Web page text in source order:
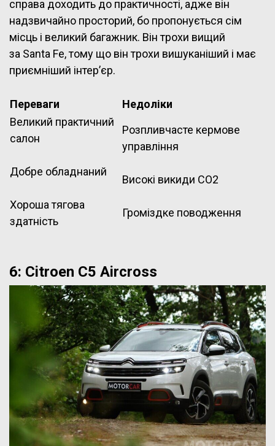
справа доходить до практичності, адже він
надзвичайно просторий, бо пропонується сім
місць і великий багажник. Він трохи вищий
за Santa Fe, тому що він трохи вишуканіший і має
приємніший інтер’єр.
Переваги
Недоліки
Великий практичний
салон
Добре обладнаний
Хороша тягова
здатність
Розпливчасте кермове
управління
Високі викиди CO2
Громіздке поводження
6: Citroen C5 Aircross